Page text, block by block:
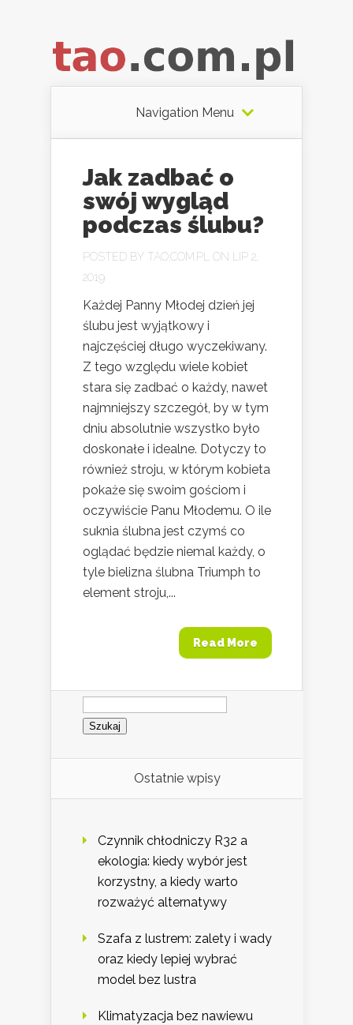
Navigation Menu
Jak zadbać o
swój wygląd
podczas ślubu?
POSTED BY TAO.COM.PL
ON LIP 2,
2019
Każdej Panny Młodej dzień jej
ślubu jest wyjątkowy i
najczęściej długo wyczekiwany.
Z tego względu wiele kobiet
stara się zadbać o każdy, nawet
najmniejszy szczegół, by w tym
dniu absolutnie wszystko było
doskonałe i idealne. Dotyczy to
również stroju, w którym kobieta
pokaże się swoim gościom i
oczywiście Panu Młodemu. O ile
suknia ślubna jest czymś co
oglądać będzie niemal każdy, o
tyle bielizna ślubna Triumph to
element stroju,...
Read More
Szukaj:
Ostatnie wpisy
Czynnik chłodniczy R32 a
ekologia: kiedy wybór jest
korzystny, a kiedy warto
rozważyć alternatywy
Szafa z lustrem: zalety i wady
oraz kiedy lepiej wybrać
model bez lustra
Klimatyzacja bez nawiewu